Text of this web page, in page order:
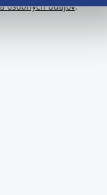
osobných údajov.